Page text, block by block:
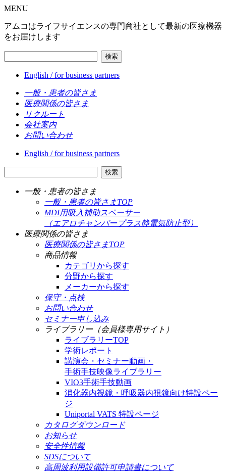
MENU
アムコはライフサイエンスの専門商社として最新の医療機器
をお届けします
検索
English / for business partners
一般・患者の皆さま
医療関係の皆さま
リクルート
会社案内
お問い合わせ
English / for business partners
検索
一般・患者の皆さま
一般・患者の皆さまTOP
MDI用吸入補助スペーサー
（エアロチャンバープラス静電気防止型）
医療関係の皆さま
医療関係の皆さまTOP
商品情報
カテゴリから探す
分野から探す
メーカーから探す
保守・点検
お問い合わせ
セミナー申し込み
ライブラリー（会員様専用サイト）
ライブラリーTOP
学術レポート
講演会・セミナー動画・
手術手技映像ライブラリー
VIO3手術手技動画
消化器内視鏡・呼吸器内視鏡向け特設ペー
ジ
Uniportal VATS 特設ページ
カタログダウンロード
お知らせ
安全性情報
SDSについて
高周波利用設備許可申請書について